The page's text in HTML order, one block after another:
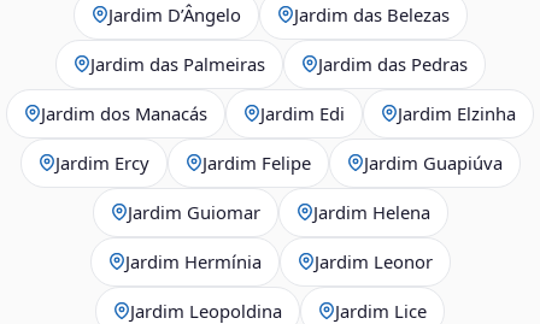
Jardim D’Ângelo Jardim das Belezas
Jardim das Palmeiras Jardim das Pedras
Jardim dos Manacás Jardim Edi Jardim Elzinha
Jardim Ercy Jardim Felipe Jardim Guapiúva
Jardim Guiomar Jardim Helena
Jardim Hermínia Jardim Leonor
Jardim Leopoldina Jardim Lice